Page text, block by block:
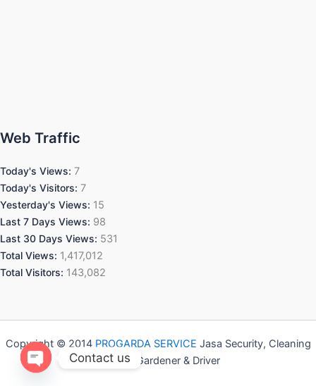
Web Traffic
Today's Views: 7
Today's Visitors: 7
Yesterday's Views: 15
Last 7 Days Views: 98
Last 30 Days Views: 531
Total Views: 1,417,012
Total Visitors: 143,082
Copyright © 2014 PROGARDA SERVICE Jasa Security, Cleaning
Service, Gardener & Driver
Contact us
Open chaty